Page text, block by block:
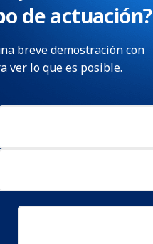
de actuación?
breve demostración con
ver lo que es posible.